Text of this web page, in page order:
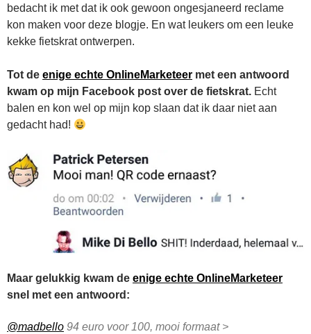
bedacht ik met dat ik ook gewoon ongesjaneerd reclame
kon maken voor deze blogje. En wat leukers om een leuke
kekke fietskrat ontwerpen.
Tot de enige echte OnlineMarketeer met een antwoord
kwam op mijn Facebook post over de fietskrat. Echt
balen en kon wel op mijn kop slaan dat ik daar niet aan
gedacht had!
Maar gelukkig kwam de enige echte OnlineMarketeer
snel met een antwoord:
@madbello 94 euro voor 100, mooi formaat >